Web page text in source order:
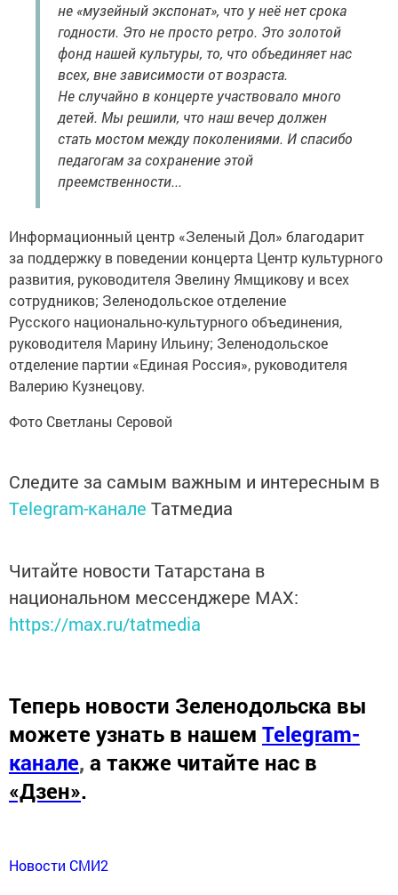
не «музейный экспонат», что у неё нет срока
годности. Это не просто ретро. Это золотой
фонд нашей культуры, то, что объединяет нас
всех, вне зависимости от возраста.
Не случайно в концерте участвовало много
детей. Мы решили, что наш вечер должен
стать мостом между поколениями. И спасибо
педагогам за сохранение этой
преемственности...
Информационный центр «Зеленый Дол» благодарит
за поддержку в поведении концерта Центр культурного
развития, руководителя Эвелину Ямщикову и всех
сотрудников; Зеленодольское отделение
Русского национально-культурного объединения,
руководителя Марину Ильину; Зеленодольское
отделение партии «Единая Россия», руководителя
Валерию Кузнецову.
Фото Светланы Серовой
Следите за самым важным и интересным в
Telegram-канале Татмедиа
Читайте новости Татарстана в
национальном мессенджере MАХ:
https://max.ru/tatmedia
Теперь новости Зеленодольска вы
можете узнать в нашем Telegram-
канале, а также читайте нас в
«Дзен».
Новости СМИ2